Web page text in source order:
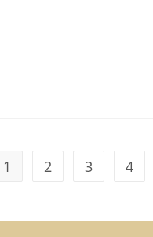
1 2 3 4